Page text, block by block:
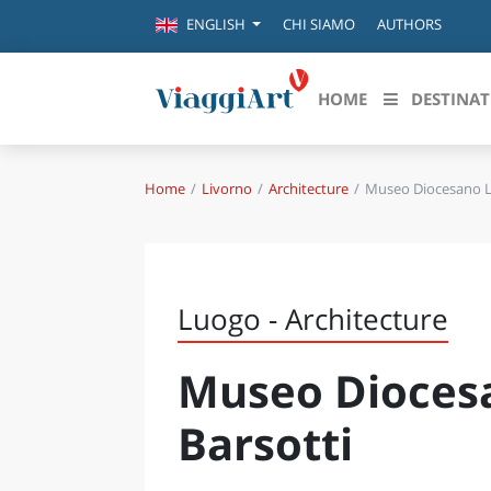
ENGLISH CHI SIAMO AUTHORS
HOME
Destinazioni in evidenza
FIRENZE
NAPOLI
BOLOGNA
LA SILA
IL SALENTO
Home Livorno Architecture Museo Diocesano
Luogo - Architecture
Museo
Barsotti